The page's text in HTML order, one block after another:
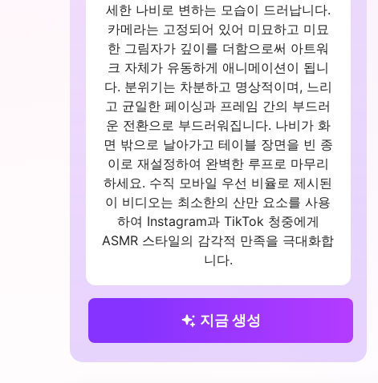
세한 나비로 변하는 모습이 드러납니다.
카메라는 고정되어 있어 미묘하고 미묘
한 그림자가 깊이를 더함으로써 아트워
크 자체가 유동하게 애니메이션이 됩니
다. 분위기는 차분하고 명상적이며, 느리
고 균일한 페이싱과 프레임 간의 부드러
운 전환으로 부드러워집니다. 나비가 화
면 밖으로 날아가고 테이블 장면을 빈 종
이로 재설정하여 완벽한 루프로 마무리
하세요. 수직 모바일 우선 비율로 제시된
이 비디오는 최소한의 산만 요소를 사용
하여 Instagram과 TikTok 청중에게
ASMR 스타일의 감각적 만족을 극대화합
니다.
지금 생성